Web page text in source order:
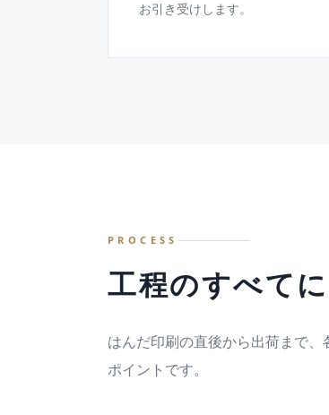
お引き受けします。
PROCESS
工程のすべて
はんだ印刷の直後から出荷まで
ポイントです。